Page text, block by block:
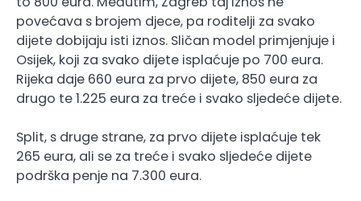
povećava s brojem djece, pa roditelji za svako
dijete dobijaju isti iznos. Sličan model primjenjuje i
Osijek, koji za svako dijete isplaćuje po 700 eura.
Rijeka daje 660 eura za prvo dijete, 850 eura za
drugo te 1.225 eura za treće i svako sljedeće dijete.
Split, s druge strane, za prvo dijete isplaćuje tek
265 eura, ali se za treće i svako sljedeće dijete
podrška penje na 7.300 eura.